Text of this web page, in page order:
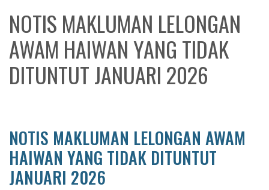
NOTIS MAKLUMAN LELONGAN
AWAM HAIWAN YANG TIDAK
DITUNTUT JANUARI 2026
NOTIS MAKLUMAN LELONGAN AWAM
HAIWAN YANG TIDAK DITUNTUT
JANUARI 2026